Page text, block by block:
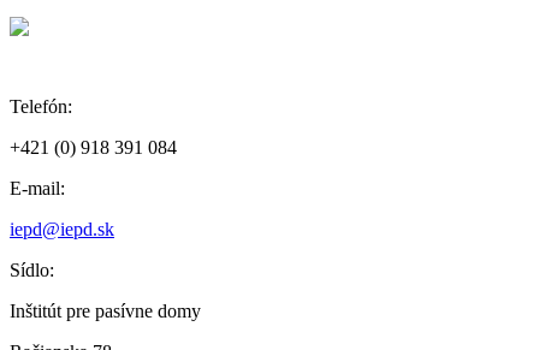
Telefón:
+421 (0) 918 391 084
E-mail:
iepd@iepd.sk
Sídlo:
Inštitút pre pasívne domy